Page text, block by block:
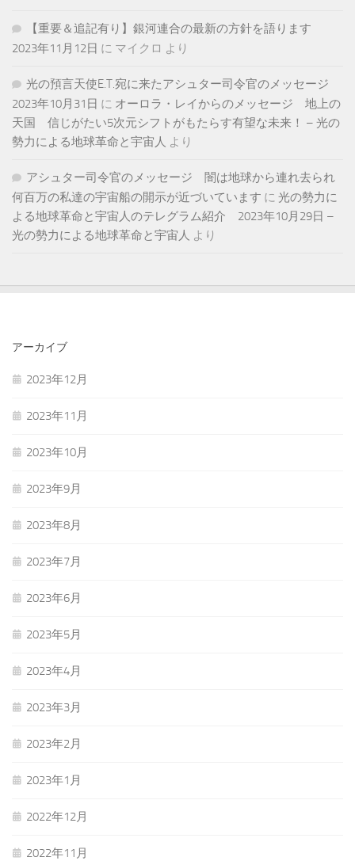
【重要＆追記有り】銀河連合の最新の方針を語ります
2023年11月12日 に マイクロ より
光の預言天使E.T.宛に来たアシュター司令官のメッセージ
2023年10月31日 に オーロラ・レイからのメッセージ 地上の
天国 信じがたい5次元シフトがもたらす有望な未来！ – 光の
勢力による地球革命と宇宙人 より
アシュター司令官のメッセージ 闇は地球から連れ去られ
何百万の私達の宇宙船の開示が近づいています に 光の勢力に
よる地球革命と宇宙人のテレグラム紹介 2023年10月29日 –
光の勢力による地球革命と宇宙人 より
アーカイブ
2023年12月
2023年11月
2023年10月
2023年9月
2023年8月
2023年7月
2023年6月
2023年5月
2023年4月
2023年3月
2023年2月
2023年1月
2022年12月
2022年11月